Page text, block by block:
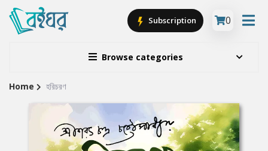
Browse categories
Subscription 0
Site
Breadcrumb
Home হরিচরণ